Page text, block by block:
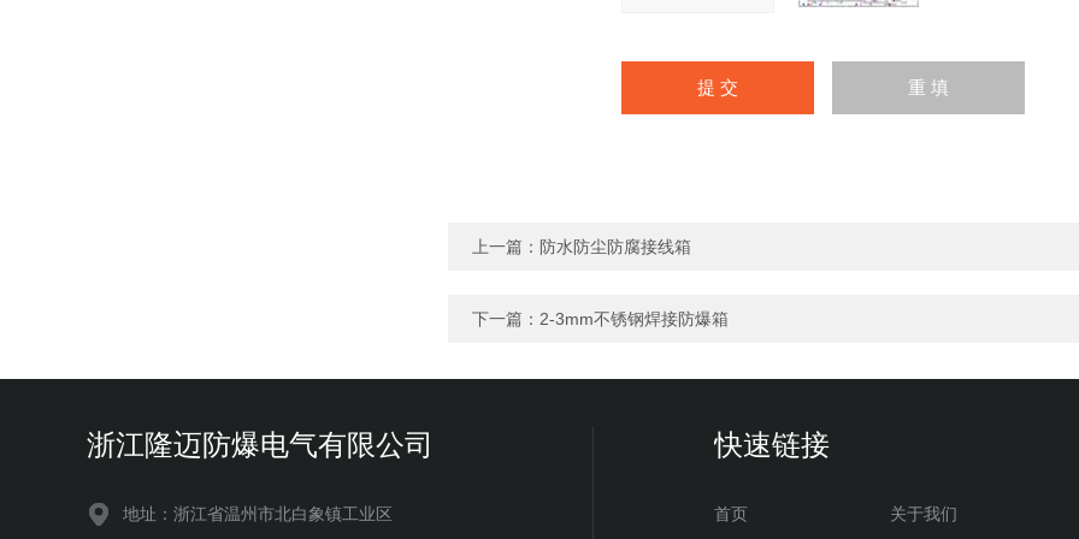
上一篇： 防水防尘防腐接线箱
下一篇： 2-3mm不锈钢焊接防爆箱
浙江隆迈防爆电气有限公司
地址：浙江省温州市北白象镇工业区
快速链接
首页 关于我们